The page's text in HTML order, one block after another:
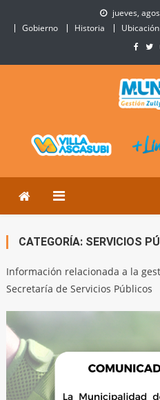
jueves,
Gobierno
Historia Ubicación
CATEGORÍA: SERVICIOS
Información relacionada a la
Secretaría de Servicios Públicos